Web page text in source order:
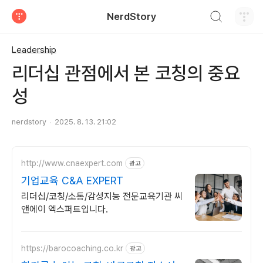
NerdStory
Leadership
리더십 관점에서 본 코칭의 중요
성
nerdstory 2025. 8. 13. 21:02
http://www.cnaexpert.com 광고
기업교육 C&A EXPERT
리더십/코칭/소통/감성지능 전문교육기관 씨
앤에이 엑스퍼트입니다.
https://barocoaching.co.kr 광고